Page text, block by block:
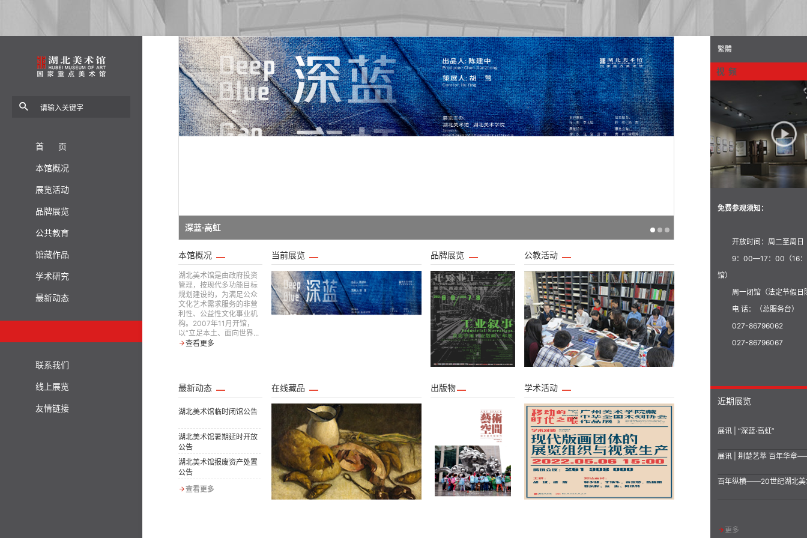
首 页
本馆概况
展览活动
品牌展览
公共教育
馆藏作品
学术研究
最新动态
联系我们
线上展览
友情链接
深蓝·高虹
本馆概况
湖北美术馆是由政府投资
管理，按现代多功能目标
规划建设的，为满足公众
文化艺术需求服务的非营
利性、公益性文化事业机
构。2007年11月开馆，
以“立足本土、面向世界...
查看更多
当前展览 品牌展览 公教活动
最新动态
湖北美术馆临时闭馆公告
湖北美术馆暑期延时开放
公告
湖北美术馆报废资产处置
公告
查看更多
在线藏品 出版物 学术活动
繁體
视 频
免费参观须知：
开放时间：周二至周日
9：00—17：00（16：
馆）
周一闭馆（法定节假日
电 话：（总服务台）
027-86796062
027-86796067
近期展览
展讯 | “深蓝·高虹”
更多